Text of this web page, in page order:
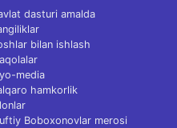
dasturi amalda
bilan ishlash
media
hamkorlik
Boboxonovlar merosi